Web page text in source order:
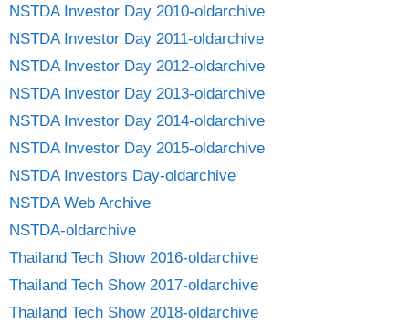
NSTDA Investor Day 2010-oldarchive
NSTDA Investor Day 2011-oldarchive
NSTDA Investor Day 2012-oldarchive
NSTDA Investor Day 2013-oldarchive
NSTDA Investor Day 2014-oldarchive
NSTDA Investor Day 2015-oldarchive
NSTDA Investors Day-oldarchive
NSTDA Web Archive
NSTDA-oldarchive
Thailand Tech Show 2016-oldarchive
Thailand Tech Show 2017-oldarchive
Thailand Tech Show 2018-oldarchive